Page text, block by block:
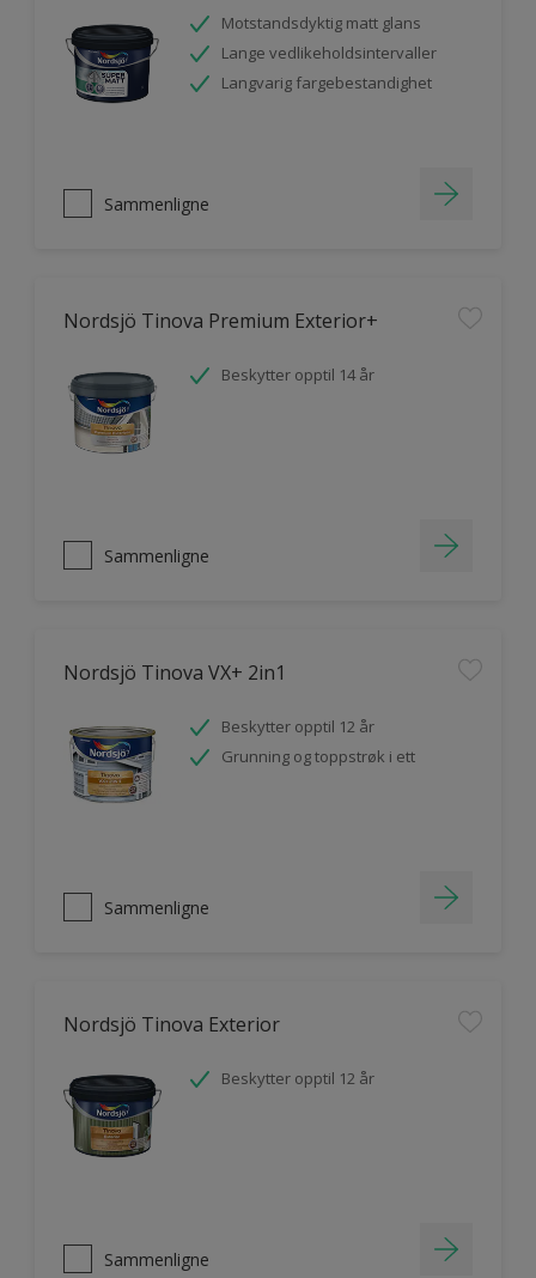
Motstandsdyktig matt glans
Lange vedlikeholdsintervaller
Langvarig fargebestandighet
Sammenligne
Nordsjö Tinova Premium Exterior+
Beskytter opptil 14 år
Sammenligne
Nordsjö Tinova VX+ 2in1
Beskytter opptil 12 år
Grunning og toppstrøk i ett
Sammenligne
Nordsjö Tinova Exterior
Beskytter opptil 12 år
Sammenligne